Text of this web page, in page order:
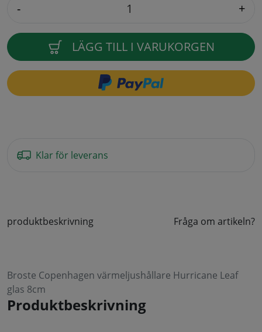
- +
LÄGG TILL I VARUKORGEN
Klar för leverans
produktbeskrivning Fråga om artikeln?
Broste Copenhagen värmeljushållare Hurricane Leaf
glas 8cm
Produktbeskrivning